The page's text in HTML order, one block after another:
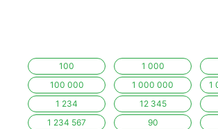
100 1 000
100 000
1 000 000
1
1 234
12 345
1 234 567
90